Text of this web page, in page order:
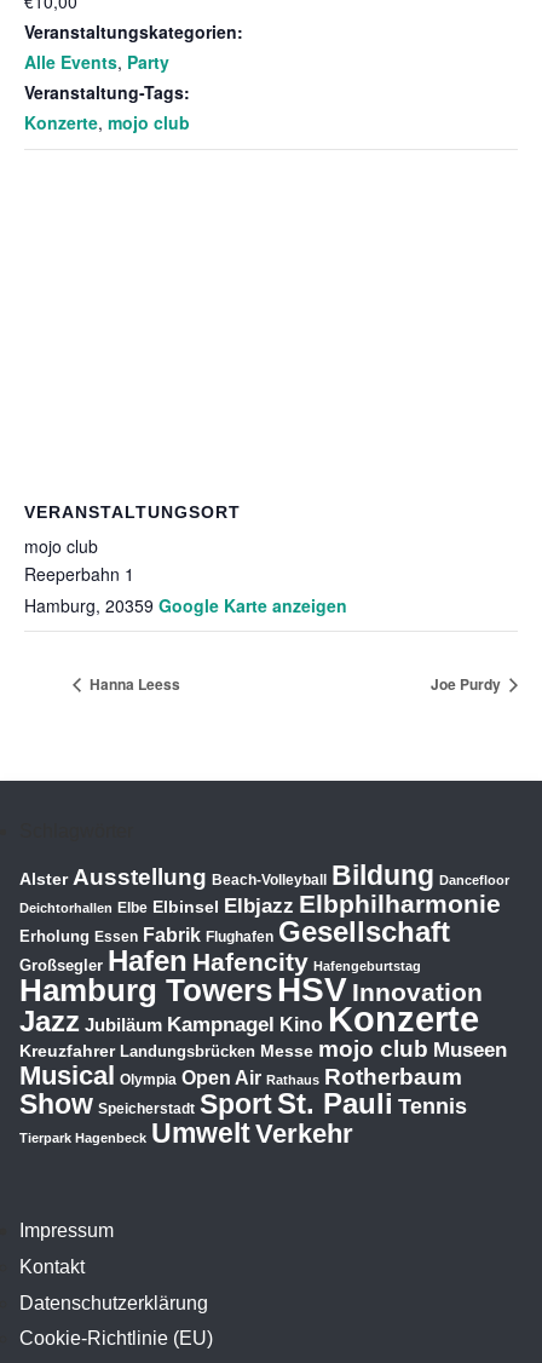
Veranstaltungskategorien:
Alle Events, Party
Veranstaltung-Tags:
Konzerte, mojo club
VERANSTALTUNGSORT
mojo club
Reeperbahn 1
Hamburg, 20359 Google Karte anzeigen
Hanna Leess Joe Purdy
Impressum
Kontakt
Datenschutzerklärung
Cookie-Richtlinie (EU)
Alster Ausstellung Beach-Volleyball Bildung Dancefloor
Deichtorhallen Elbe Elbinsel Elbjazz Elbphilharmonie
Erholung Essen Fabrik Flughafen Gesellschaft
Großsegler Hafen Hafencity Hafengeburtstag
Hamburg TowersHSV Innovation
Jazz Jubiläum Kampnagel Kino Konzerte
Kreuzfahrer Landungsbrücken Messe mojo club Museen
Musical Olympia Open Air Rathaus Rotherbaum
Show Speicherstadt SportSt. Pauli Tennis
Tierpark Hagenbeck UmweltVerkehr